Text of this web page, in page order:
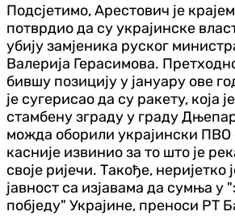
Подсјетимо, Арестович је
потврдио да су украјинске
убију замјеника руског
Валерија Герасимова.
бившу позицију у јануару ове
је сугерисао да су ракету, која
стамбену зграду у граду
можда оборили украјински ПВО
касније извинио за то што је
своје ријечи. Такође, неријетко
јавност са изјавама да сумња у
побједу" Украјине, преноси РТ